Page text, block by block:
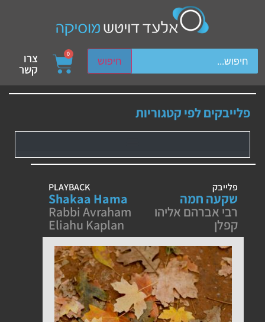
חיפוש
device users, explore by touch or with swipe gestures.
0 צרו
קשר
פלייבקים לפי קטגוריות
פלייבק
שקעה חמה
רבי אברהם אליהו
קפלן
PLAYBACK
Shakaa Hama
Rabbi Avraham
Eliahu Kaplan